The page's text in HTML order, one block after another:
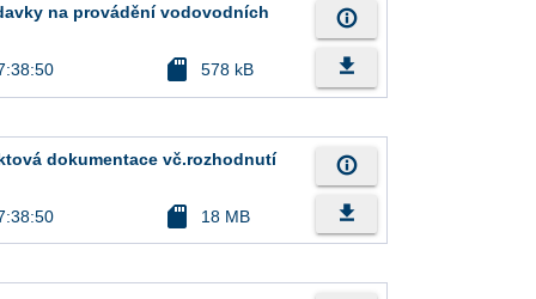
na provádění vodovodních
sd_card 578 kB
info_outline
file_download
dokumentace vč.rozhodnutí
sd_card 18 MB
info_outline
file_download